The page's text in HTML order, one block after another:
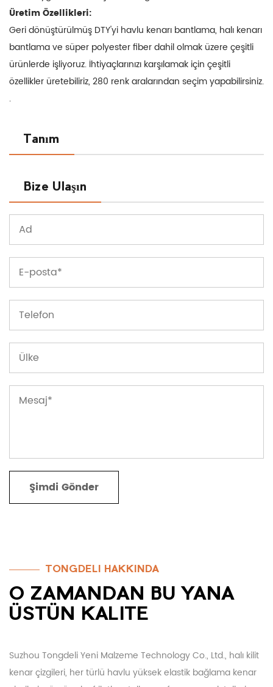
Üretim Özellikleri:
Geri dönüştürülmüş DTY'yi havlu kenarı bantlama, halı kenarı
bantlama ve süper polyester fiber dahil olmak üzere çeşitli
ürünlerde işliyoruz. İhtiyaçlarınızı karşılamak için çeşitli
özellikler üretebiliriz, 280 renk aralarından seçim yapabilirsiniz.
.
Tanım
Bize Ulaşın
TONGDELI HAKKINDA
O ZAMANDAN BU YANA
ÜSTÜN KALITE
Suzhou Tongdeli Yeni Malzeme Technology Co., Ltd., halı kilit
kenar çizgileri, her türlü havlu yüksek elastik bağlama kenar